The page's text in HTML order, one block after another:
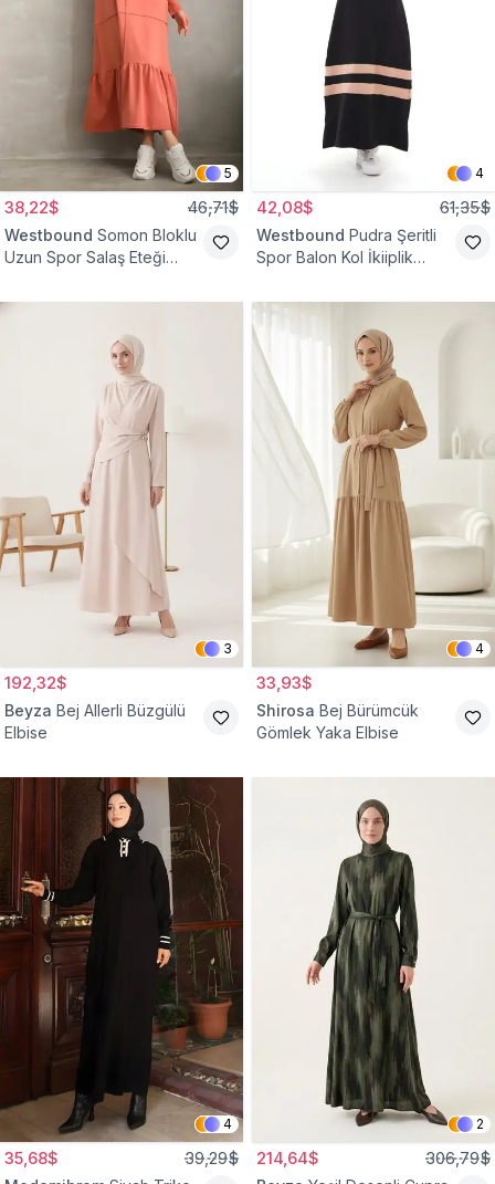
5
38,22$ 46,71$
Westbound Somon Bloklu
Uzun Spor Salaş Eteği
4
42,08$ 61,35$
Westbound Pudra Şeritli
Spor Balon Kol İkiiplik
3
192,32$
Beyza Bej Allerli Büzgülü
Elbise
4
33,93$
Shirosa Bej Bürümcük
Gömlek Yaka Elbise
4
35,68$ 39,29$
2
214,64$ 306,79$